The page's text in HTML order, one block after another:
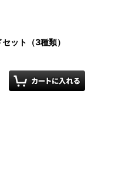
ト（3種類）